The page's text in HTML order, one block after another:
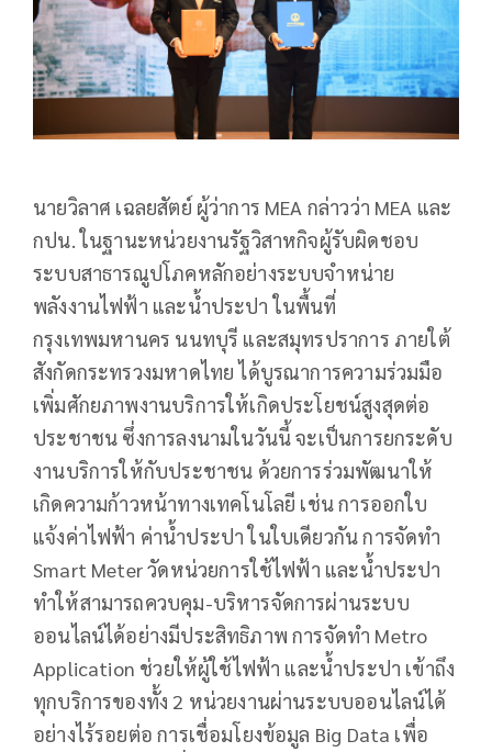
นายวิลาศ เฉลยสัตย์ ผู้ว่าการ MEA กล่าวว่า MEA และ
กปน. ในฐานะหน่วยงานรัฐวิสาหกิจผู้รับผิดชอบ
ระบบสาธารณูปโภคหลักอย่างระบบจำหน่าย
พลังงานไฟฟ้า และน้ำประปา ในพื้นที่
กรุงเทพมหานคร นนทบุรี และสมุทรปราการ ภายใต้
สังกัดกระทรวงมหาดไทย ได้บูรณาการความร่วมมือ
เพิ่มศักยภาพงานบริการให้เกิดประโยชน์สูงสุดต่อ
ประชาชน ซึ่งการลงนามในวันนี้ จะเป็นการยกระดับ
งานบริการให้กับประชาชน ด้วยการร่วมพัฒนาให้
เกิดความก้าวหน้าทางเทคโนโลยี เช่น การออกใบ
แจ้งค่าไฟฟ้า ค่าน้ำประปา ในใบเดียวกัน การจัดทำ
Smart Meter วัดหน่วยการใช้ไฟฟ้า และน้ำประปา
ทำให้สามารถควบคุม-บริหารจัดการผ่านระบบ
ออนไลน์ได้อย่างมีประสิทธิภาพ การจัดทำ Metro
Application ช่วยให้ผู้ใช้ไฟฟ้า และน้ำประปา เข้าถึง
ทุกบริการของทั้ง 2 หน่วยงานผ่านระบบออนไลน์ได้
อย่างไร้รอยต่อ การเชื่อมโยงข้อมูล Big Data เพื่อ